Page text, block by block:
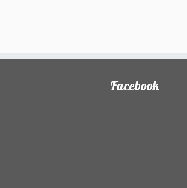
Facebook